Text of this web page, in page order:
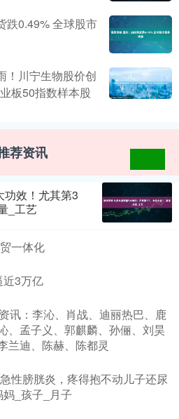
跌0.49% 全球股市
！川宁生物股价创
板50指数样本股
荐资讯
功效！尤其第3
_工艺
一体化
近3万亿
讯：李沁、肖战、迪丽热巴、鹿
、孟子义、郭麒麟、孙俪、刘昊
兰迪、陈赫、陈都灵
性膀胱炎，疼得抱不动儿子还尿
_孩子_月子